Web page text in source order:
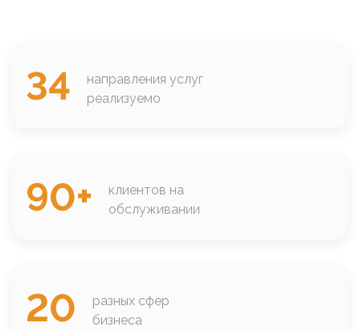
34
направления услуг
реализуемо
90+
клиентов на
обслуживании
20
разных сфер
бизнеса